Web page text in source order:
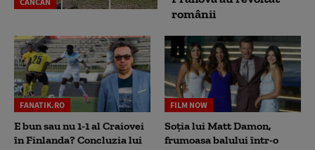
românii
FANATIK.RO
E bun sau nu 1-1 al Craiovei
în Finlanda? Concluzia lui
FILM NOW
Soția lui Matt Damon,
frumoasa balului într-o